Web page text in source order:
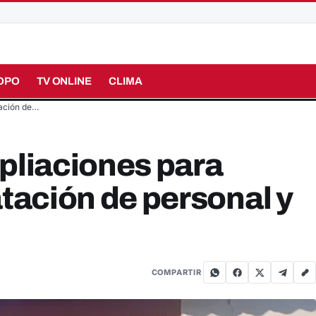
TV ONLINE CLIMA
de…
para
de personal y
COMPARTIR